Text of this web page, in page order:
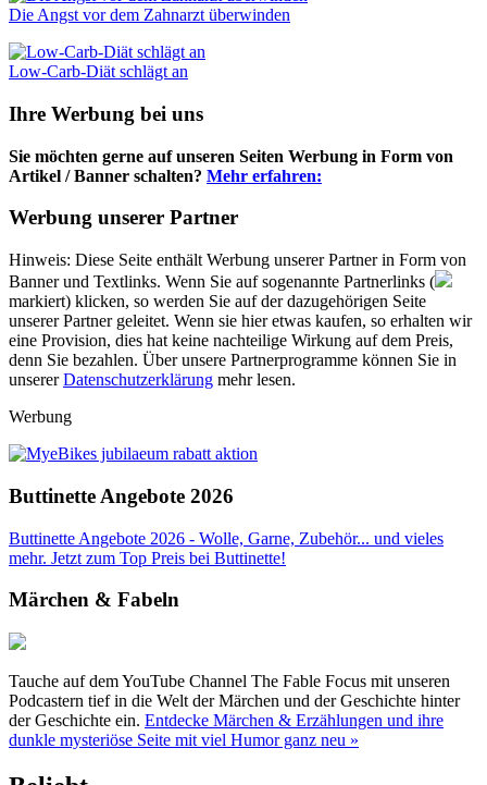
Die Angst vor dem Zahnarzt überwinden
Low-Carb-Diät schlägt an
Ihre Werbung bei uns
Sie möchten gerne auf unseren Seiten Werbung in Form von
Artikel / Banner schalten? Mehr erfahren:
Werbung unserer Partner
Hinweis: Diese Seite enthält Werbung unserer Partner in Form von
Banner und Textlinks. Wenn Sie auf sogenannte Partnerlinks (
markiert) klicken, so werden Sie auf der dazugehörigen Seite
unserer Partner geleitet. Wenn sie hier etwas kaufen, so erhalten wir
eine Provision, dies hat keine nachteilige Wirkung auf dem Preis,
denn Sie bezahlen. Über unsere Partnerprogramme können Sie in
unsererDatenschutzerklärung mehr lesen.
Werbung
Buttinette Angebote 2026
Buttinette Angebote 2026 - Wolle, Garne, Zubehör... und vieles
mehr. Jetzt zum Top Preis bei Buttinette!
Märchen & Fabeln
Tauche auf dem YouTube Channel The Fable Focus mit unseren
Podcastern tief in die Welt der Märchen und der Geschichte hinter
der Geschichte ein. Entdecke Märchen & Erzählungen und ihre
dunkle mysteriöse Seite mit viel Humor ganz neu »